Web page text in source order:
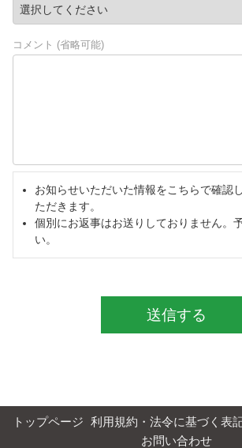
コメント (省略可能)
お知らせいただいた情報をこちらで確認
ただきます。
個別にお返事はお送りしておりません。
い。
送信する
トップページ 利用規約・法令に基づく表
お問い合わせ